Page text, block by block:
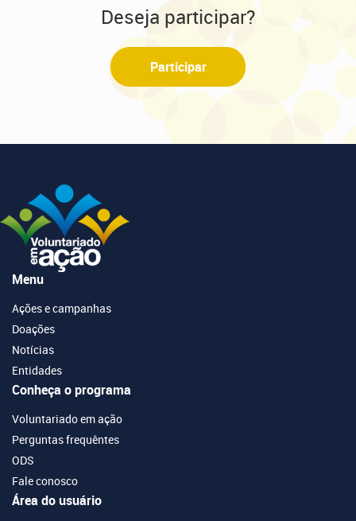
Deseja participar?
Participar
Menu
Ações e campanhas
Doações
Notícias
Entidades
Conheça o programa
Voluntariado em ação
Perguntas frequêntes
ODS
Fale conosco
Área do usuário